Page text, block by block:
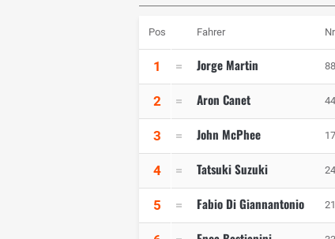
Pos Fahrer Nr
1 Jorge Martin 88
2 Aron Canet 44
3 John McPhee 17
4 Tatsuki Suzuki 24
5 Fabio Di Giannantonio 21